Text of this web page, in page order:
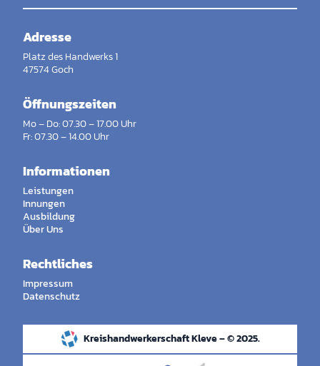
Adresse
Platz des Handwerks 1
47574 Goch
Öffnungszeiten
Mo – Do: 07.30 – 17.00 Uhr
Fr: 07.30 – 14.00 Uhr
Informationen
Leistungen
Innungen
Ausbildung
Über Uns
Rechtliches
Impressum
Datenschutz
Kreishandwerkerschaft Kleve – © 2025.